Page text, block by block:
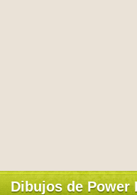
Dibujos de Power